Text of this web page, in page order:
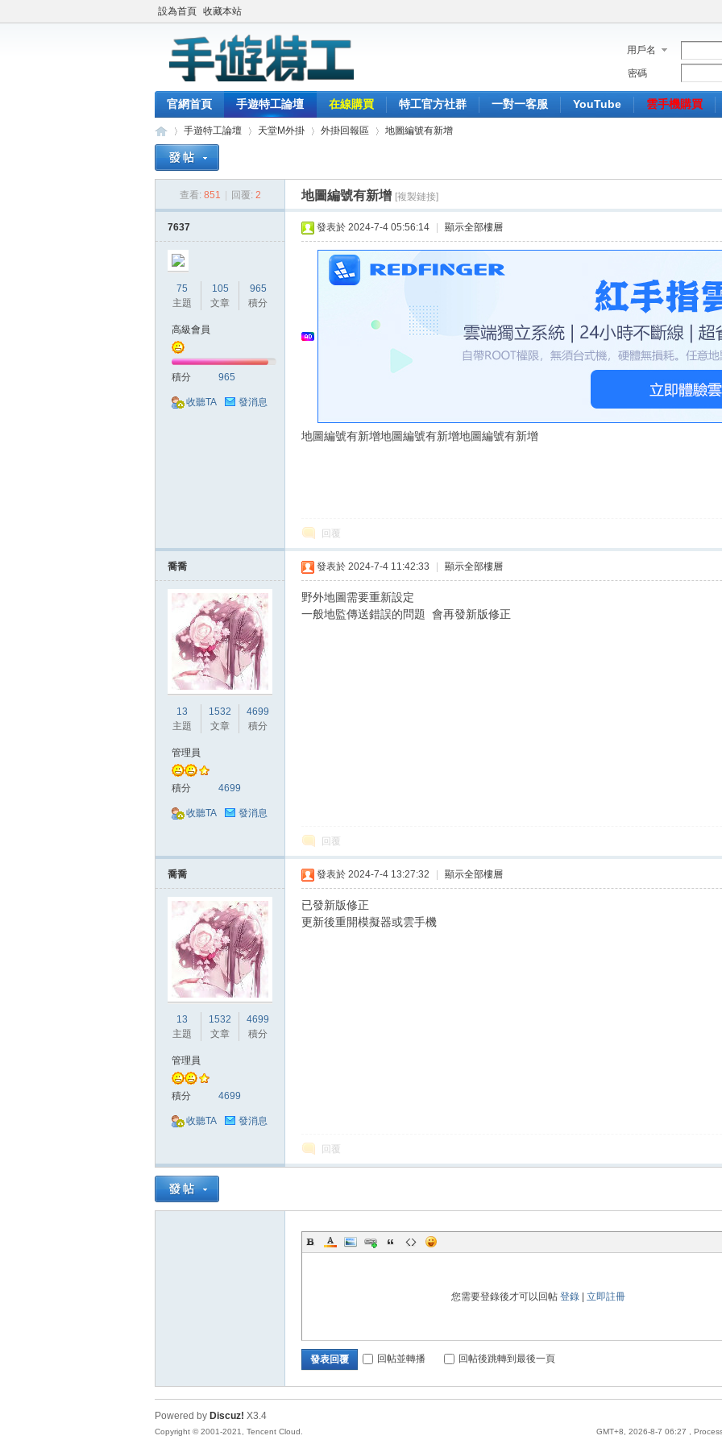
設為首頁 收藏本站
用戶名
密碼
官網首頁 手遊特工論壇 在線購買 特工官方社群 一對一客服 YouTube 雲手機購買
掛|
手遊特工論壇
›
天堂M外掛
›
外掛回報區
›
地圖編號有新增
查看: 851 回覆: 2 地圖編號有新增 [複製鏈接]
7637
75
主題
105
文章
965
積分
高級會員
積分 965
收聽TA 發消息
發表於 2024-7-4 05:56:14 顯示全部樓層
地圖編號有新增地圖編號有新增地圖編號有新增
回覆
喬喬
13
主題
1532
文章
4699
積分
管理員
積分 4699
收聽TA 發消息
發表於 2024-7-4 11:42:33 顯示全部樓層
野外地圖需要重新設定
一般地監傳送錯誤的問題 會再發新版修正
回覆
喬喬
13
主題
1532
文章
4699
積分
管理員
積分 4699
收聽TA 發消息
發表於 2024-7-4 13:27:32 顯示全部樓層
已發新版修正
更新後重開模擬器或雲手機
回覆
您需要登錄後才可以回帖 登錄| 立即註冊
發表回覆 回帖並轉播 回帖後跳轉到最後一頁
GMT+8, 2026-8-7 06:27 ,
Powered by Discuz! X3.4
Copyright © 2001-2021, Tencent Cloud.